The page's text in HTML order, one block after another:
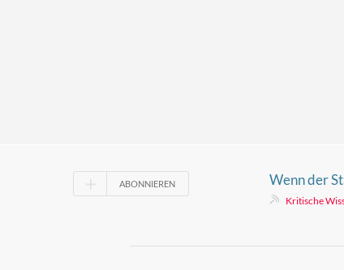
ABONNIEREN
Wenn der
Shirts
Kritische